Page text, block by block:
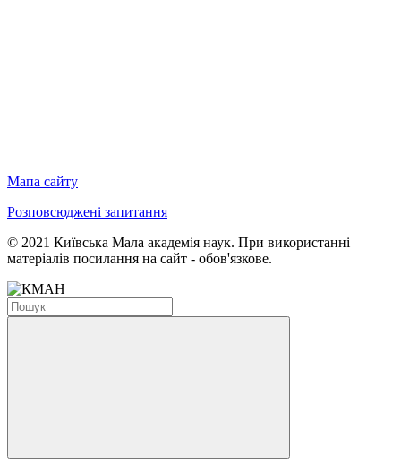
Мапа сайту
Розповсюджені запитання
© 2021 Київська Мала академія наук. При використанні
матеріалів посилання на сайт - обов'язкове.